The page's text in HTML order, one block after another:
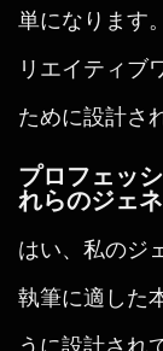
単になります
リエイティブ
ために設計さ
プロフェッ
れらのジェ
はい、私のジ
執筆に適した
うに設計され